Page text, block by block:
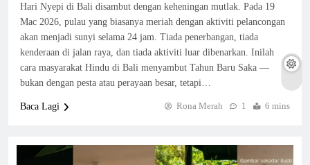
Hari Nyepi di Bali disambut dengan keheningan mutlak. Pada 19
Mac 2026, pulau yang biasanya meriah dengan aktiviti pelancongan
akan menjadi sunyi selama 24 jam. Tiada penerbangan, tiada
kenderaan di jalan raya, dan tiada aktiviti luar dibenarkan. Inilah
cara masyarakat Hindu di Bali menyambut Tahun Baru Saka —
bukan dengan pesta atau perayaan besar, tetapi…
Baca Lagi Rona Merah 1 6 mins